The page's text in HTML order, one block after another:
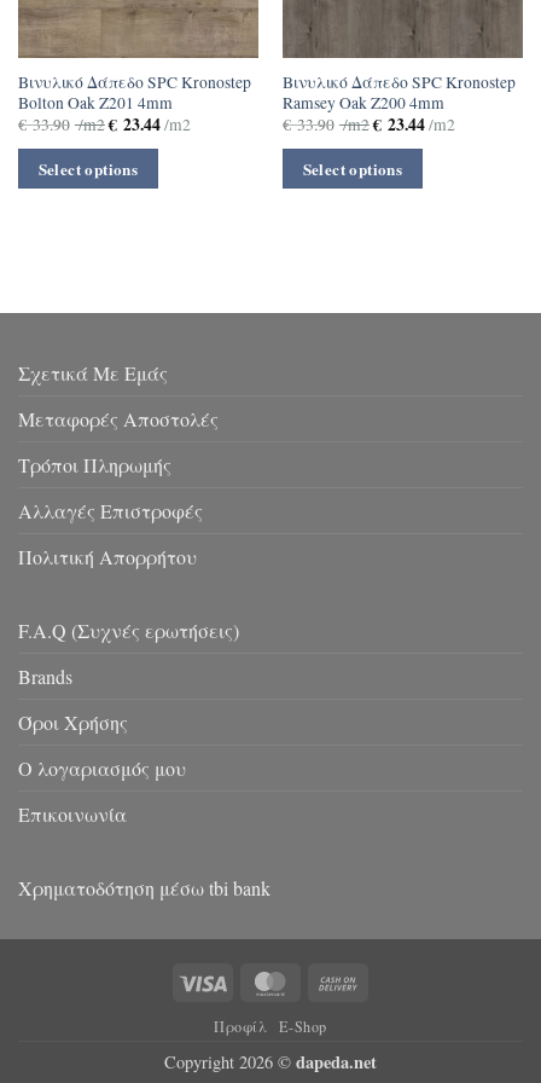
Βινυλικό Δάπεδο SPC Kronostep
Bolton Oak Z201 4mm
€33.90 /m2€23.44/m2
Select options
Βινυλικό Δάπεδο SPC Kronostep
Ramsey Oak Z200 4mm
€33.90 /m2€23.44/m2
Select options
Σχετικά Με Εμάς
Μεταφορές Αποστολές
Τρόποι Πληρωμής
Αλλαγές Επιστροφές
Πολιτική Απορρήτου
F.A.Q (Συχνές ερωτήσεις)
Brands
Όροι Χρήσης
Ο λογαριασμός μου
Επικοινωνία
Χρηματοδότηση μέσω tbi bank
Visa MasterCard
Προφίλ E-Shop
Copyright 2026 © dapeda.net